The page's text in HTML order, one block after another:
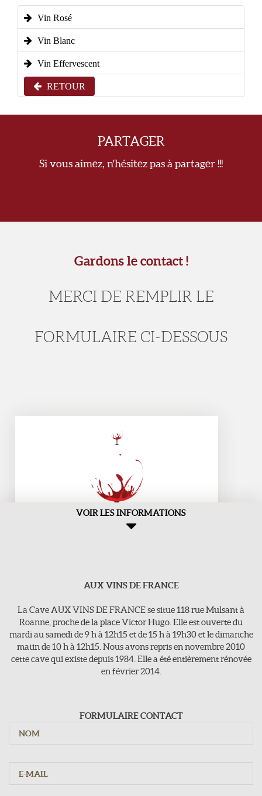
Vin Rosé
Vin Blanc
Vin Effervescent
RETOUR
PARTAGER
Si vous aimez, n'hésitez pas à partager !!!
Gardons le contact !
MERCI DE REMPLIR LE
FORMULAIRE CI-DESSOUS
Aux Vins de france
>118, rue Mulsant - 42300 Roanne
E-Mail : vins-de-france@orange.fr
Tel : 04 77 71 16 63
VOIR LES INFORMATIONS
AUX VINS DE FRANCE
La Cave AUX VINS DE FRANCE se situe 118 rue Mulsant à
Roanne, proche de la place Victor Hugo. Elle est ouverte du
mardi au samedi de 9 h à 12h15 et de 15 h à 19h30 et le dimanche
matin de 10 h à 12h15. Nous avons repris en novembre 2010
cette cave qui existe depuis 1984. Elle a été entièrement rénovée
en février 2014.
FORMULAIRE CONTACT